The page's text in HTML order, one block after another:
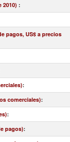
2010) :
pagos, US$ a precios
:
comerciales):
:
pagos):